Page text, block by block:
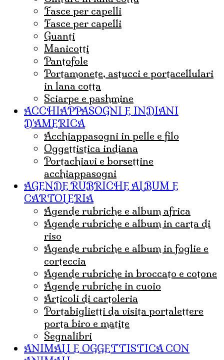
fasce per capelli
Fasce per capelli
guanti
Manicotti
Pantofole
portamonete, astucci e portacellulari
in lana cotta
sciarpe e pashmine
ACCHIAPPASOGNI E INDIANI
D'AMERICA
acchiappasogni in pelle e filo
Oggettistica indiana
Portachiavi e borsettine
acchiappasogni
AGENDE RUBRICHE ALBUM E
CARTOLERIA
agende rubriche e album africa
agende rubriche e album in carta di
riso
agende rubriche e album in foglie e
corteccia
agende rubriche in broccato e cotone
agende rubriche in cuoio
articoli di cartoleria
portabiglietti da visita portalettere
porta biro e matite
Segnalibri
ANIMALI E OGGETTISTICA CON